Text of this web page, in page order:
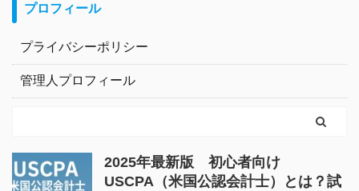
プロフィール
プライバシーポリシー
管理人プロフィール
2025年最新版 初心者向け
USCPA（米国公認会計士）とは？試